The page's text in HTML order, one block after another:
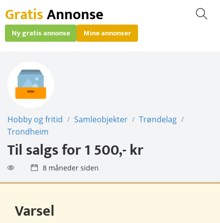
GratisAnnonse
Ny gratis annonse Mine annonser
Hobby og fritid / Samleobjekter / Trøndelag /
Trondheim
Til salgs for1 500,- kr
8 måneder siden
Varsel